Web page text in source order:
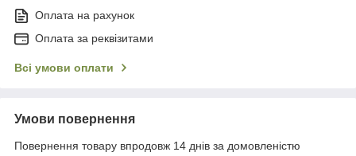
Оплата на рахунок
Оплата за реквізитами
Всі умови оплати
Умови повернення
Повернення товару впродовж 14 днів за домовленістю